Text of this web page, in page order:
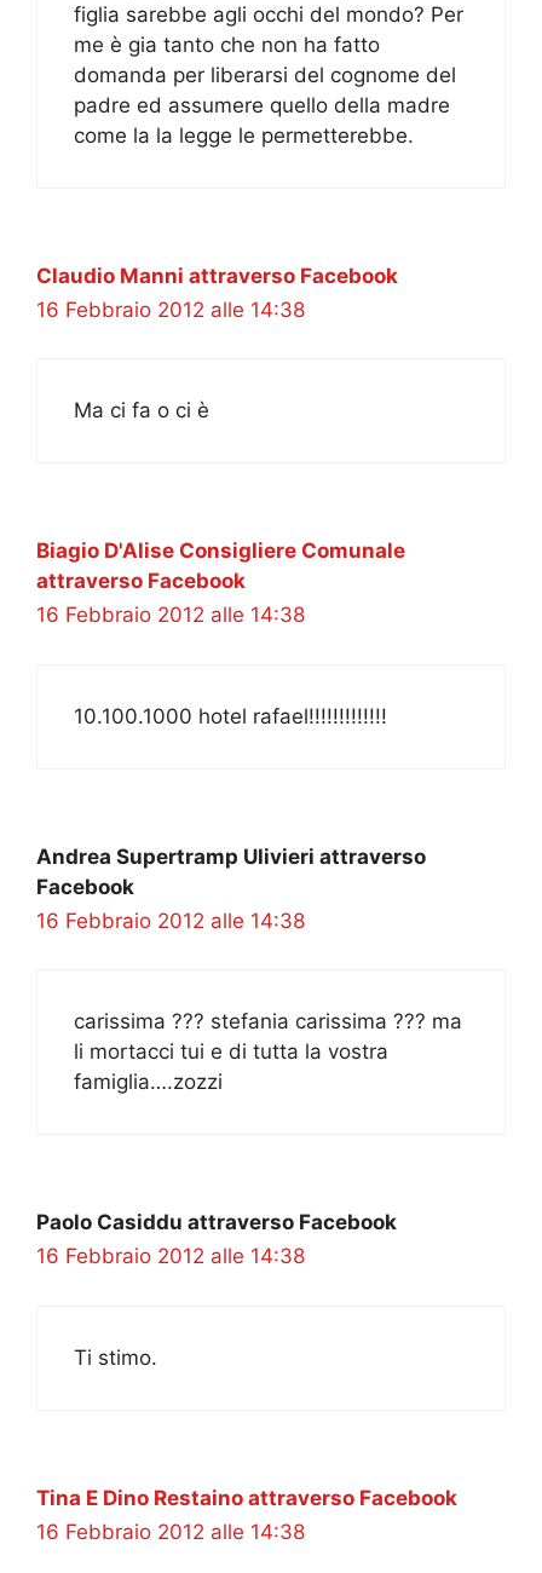
figlia sarebbe agli occhi del mondo? Per
me è gia tanto che non ha fatto
domanda per liberarsi del cognome del
padre ed assumere quello della madre
come la la legge le permetterebbe.
Claudio Manni attraverso Facebook
16 Febbraio 2012 alle 14:38
Ma ci fa o ci è
Biagio D'Alise Consigliere Comunale
attraverso Facebook
16 Febbraio 2012 alle 14:38
10.100.1000 hotel rafael!!!!!!!!!!!!!
Andrea Supertramp Ulivieri attraverso
Facebook
16 Febbraio 2012 alle 14:38
carissima ??? stefania carissima ??? ma
li mortacci tui e di tutta la vostra
famiglia….zozzi
Paolo Casiddu attraverso Facebook
16 Febbraio 2012 alle 14:38
Ti stimo.
Tina E Dino Restaino attraverso Facebook
16 Febbraio 2012 alle 14:38